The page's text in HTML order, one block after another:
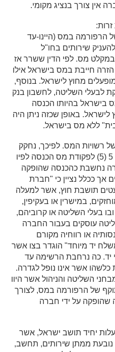
אין צורך בנציג מקומי.
הרפורמה במס (היינו-עד
להעניק שירותים בחו"ל
מס. לפי הדין ששרר אז
חייבת במס בישראל אילו
מחוץ לישראל. בנוסף,
לבעלי השליטה, לחשבון בנק
בישראל בהיותו הכנסה
באופן שכזה ניתן היה
ללא מס בישראל.
רשויות המס. לפיכך, נחקק
במסגרת הרפורמה במס סעיף 5 (5) לפקודת מס הכנסה לפיו
נחשבת כהכנסה שהופקה
אך ככלל נציין כי "חברת
תושבת חוץ, אשר למעלה
במישרין או בעקיפין,
בעלי השליטה או קרוביהם,
מאמצעי השליטה עוסקים בעבור החברה
או רווחיה מקורם
יד מיוחד" הוגדר בצו אשר
יד. כה נרחבת הרשימה עד
אשר אינו נופל לגדרה.
השליטה והניהול אשר היוו
של הרפורמה במס, לצורך
על ידי חברה
יחיד תושב ישראל, אשר
ממתן שירותים, תחשב,